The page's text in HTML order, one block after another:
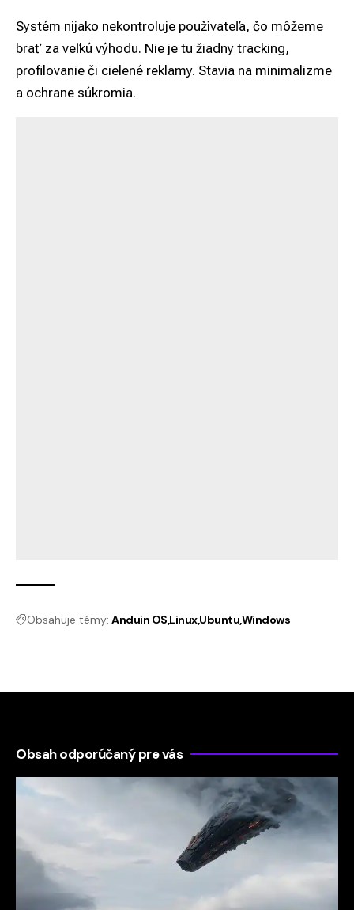
Systém nijako nekontroluje používateľa, čo môžeme
brať za veľkú výhodu. Nie je tu žiadny tracking,
profilovanie či cielené reklamy. Stavia na minimalizme
a ochrane súkromia.
Obsahuje témy: Anduin OSLinuxUbuntuWindows
Obsah odporúčaný pre vás